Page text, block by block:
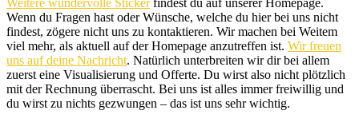
Wenn du Fragen hast oder Wünsche, welche du hier bei uns nicht
findest, zögere nicht uns zu kontaktieren. Wir machen bei Weitem
viel mehr, als aktuell auf der Homepage anzutreffen ist. Wir freuen
uns auf deine Nachricht. Natürlich unterbreiten wir dir bei allem
zuerst eine Visualisierung und Offerte. Du wirst also nicht plötzlich
mit der Rechnung überrascht. Bei uns ist alles immer freiwillig und
du wirst zu nichts gezwungen – das ist uns sehr wichtig.